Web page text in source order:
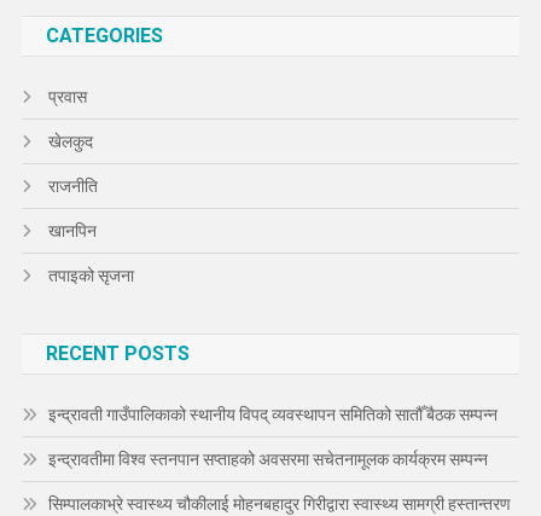
CATEGORIES
प्रवास
खेलकुद
राजनीति
खानपिन
तपाइको सृजना
RECENT POSTS
इन्द्रावती गाउँपालिकाको स्थानीय विपद् व्यवस्थापन समितिको सातौँ बैठक सम्पन्न
इन्द्रावतीमा विश्व स्तनपान सप्ताहको अवसरमा सचेतनामूलक कार्यक्रम सम्पन्न
सिम्पालकाभ्रे स्वास्थ्य चौकीलाई मोहनबहादुर गिरीद्वारा स्वास्थ्य सामग्री हस्तान्तरण